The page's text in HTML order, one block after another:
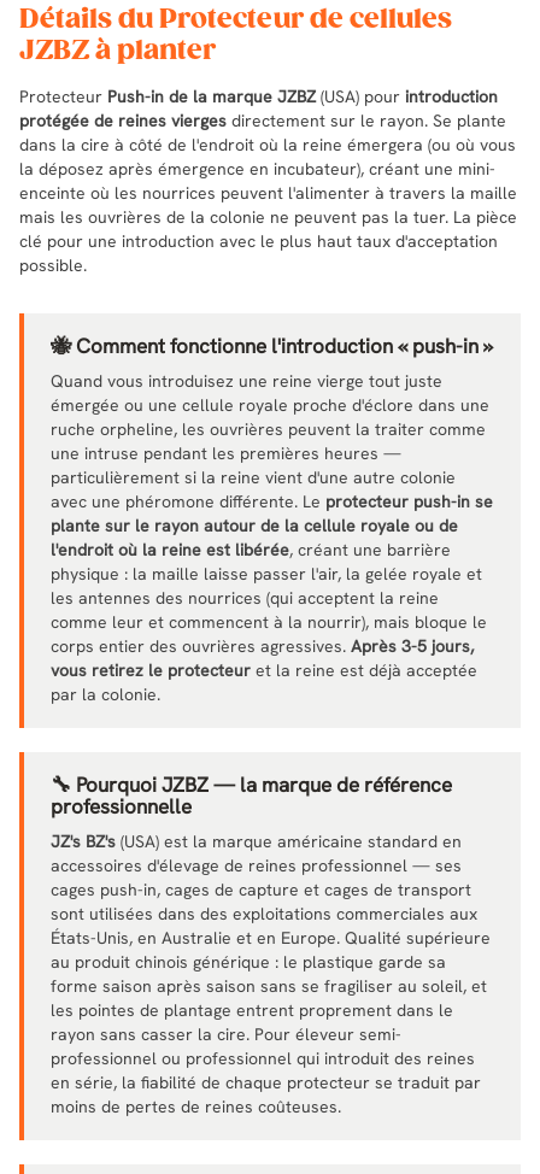
Détails du Protecteur de cellules
JZBZ à planter
Protecteur Push-in de la marque JZBZ(USA) pour introduction
protégée de reines vierges directement sur le rayon. Se plante
dans la cire à côté de l'endroit où la reine émergera (ou où vous
la déposez après émergence en incubateur), créant une mini-
enceinte où les nourrices peuvent l'alimenter à travers la maille
mais les ouvrières de la colonie ne peuvent pas la tuer. La pièce
clé pour une introduction avec le plus haut taux d'acceptation
possible.
🐝 Comment fonctionne l'introduction « push-in »
Quand vous introduisez une reine vierge tout juste
émergée ou une cellule royale proche d'éclore dans une
ruche orpheline, les ouvrières peuvent la traiter comme
une intruse pendant les premières heures —
particulièrement si la reine vient d'une autre colonie
avec une phéromone différente. Le protecteur push-in se
plante sur le rayon autour de la cellule royale ou de
l'endroit où la reine est libérée, créant une barrière
physique : la maille laisse passer l'air, la gelée royale et
les antennes des nourrices (qui acceptent la reine
comme leur et commencent à la nourrir), mais bloque le
corps entier des ouvrières agressives. Après 3-5 jours,
vous retirez le protecteur et la reine est déjà acceptée
par la colonie.
🔧 Pourquoi JZBZ — la marque de référence
professionnelle
JZ's BZ's (USA) est la marque américaine standard en
accessoires d'élevage de reines professionnel — ses
cages push-in, cages de capture et cages de transport
sont utilisées dans des exploitations commerciales aux
États-Unis, en Australie et en Europe. Qualité supérieure
au produit chinois générique : le plastique garde sa
forme saison après saison sans se fragiliser au soleil, et
les pointes de plantage entrent proprement dans le
rayon sans casser la cire. Pour éleveur semi-
professionnel ou professionnel qui introduit des reines
en série, la fiabilité de chaque protecteur se traduit par
moins de pertes de reines coûteuses.